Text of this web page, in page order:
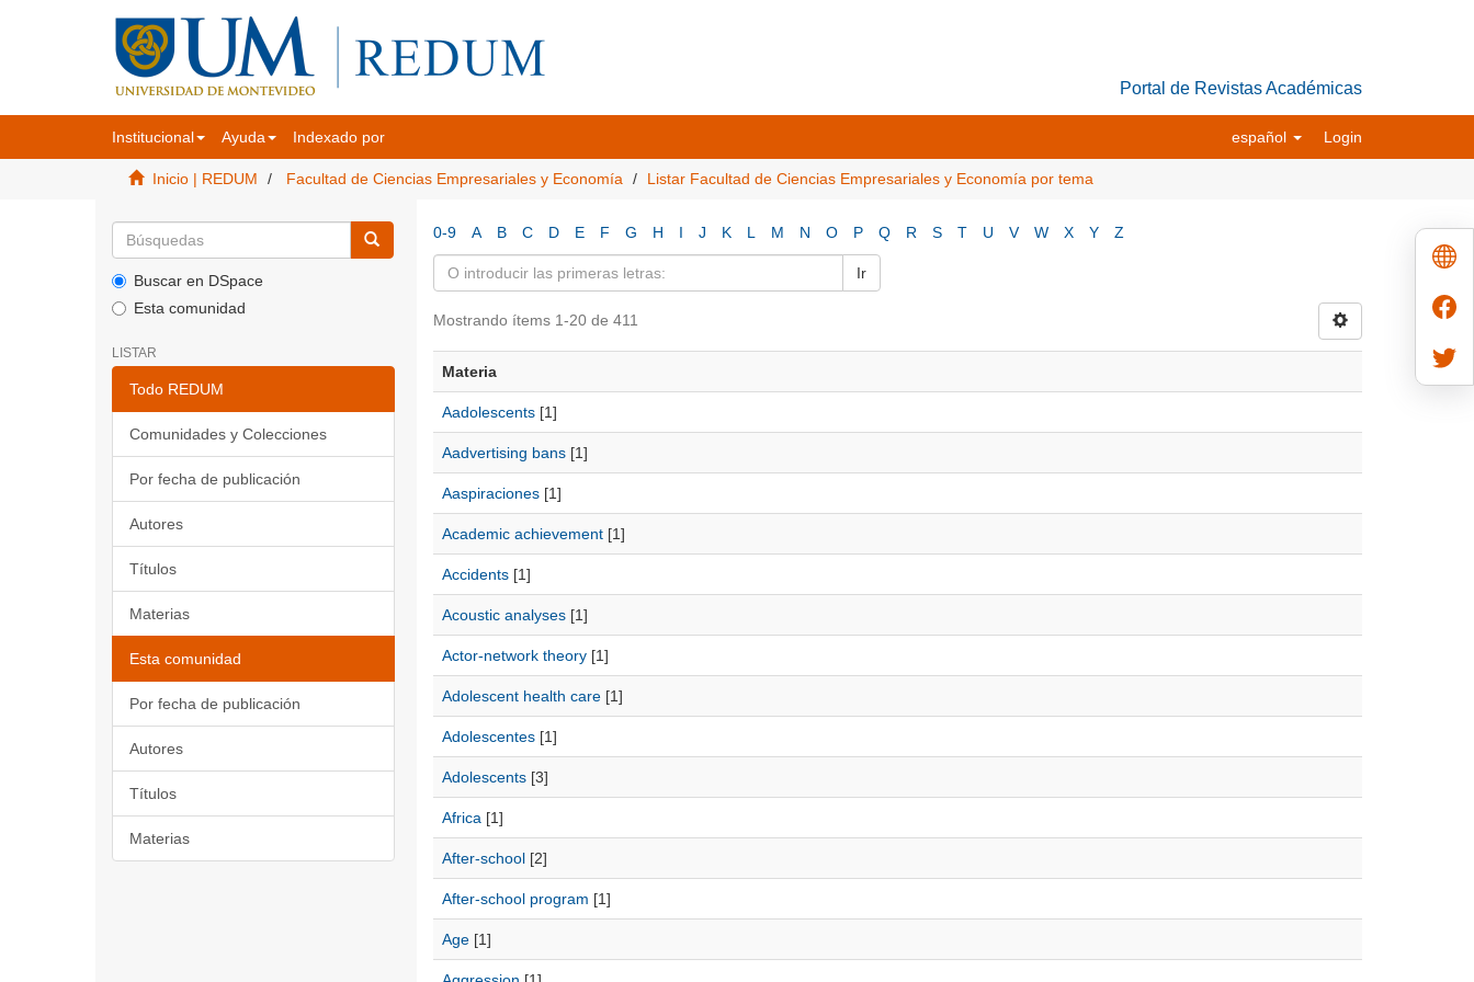
Portal de Revistas Académicas
Institucional Ayuda Indexado por español Login
Inicio | REDUM Facultad de Ciencias Empresariales y Economía Listar Facultad de Ciencias Empresariales y Economía por tema
Buscar en DSpace
Esta comunidad
LISTAR
Todo REDUM
Comunidades y Colecciones
Por fecha de publicación
Autores
Títulos
Materias
Esta comunidad
Por fecha de publicación
Autores
Títulos
Materias
0-9 A B C D E F G H I J K L M N O P Q R S T U V W X Y Z
Ir
Mostrando ítems 1-20 de 411
Materia
Aadolescents[1]
Aadvertising bans[1]
Aaspiraciones[1]
Academic achievement[1]
Accidents[1]
Acoustic analyses[1]
Actor-network theory[1]
Adolescent health care[1]
Adolescentes[1]
Adolescents[3]
Africa [1]
After-school[2]
After-school program [1]
Age[1]